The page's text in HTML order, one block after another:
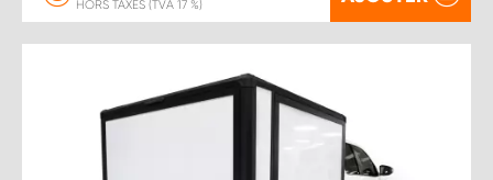
HORS TAXES (TVA 17 %)